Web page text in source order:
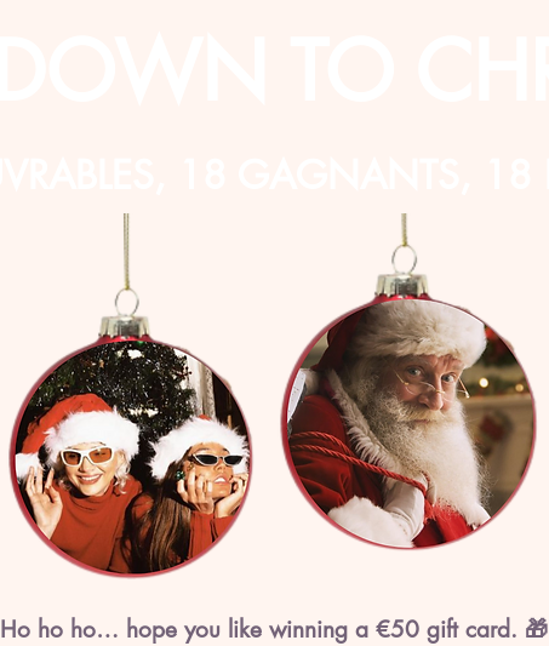
Ho ho ho… hope you like winning a €50 gift card. 🎁